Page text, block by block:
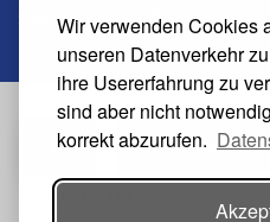
Wir verwenden Cookies
unseren Datenverkehr
ihre Usererfahrung zu
sind aber nicht
korrekt abzurufen.
» AGB Veranstaltungen
#s2n-heise